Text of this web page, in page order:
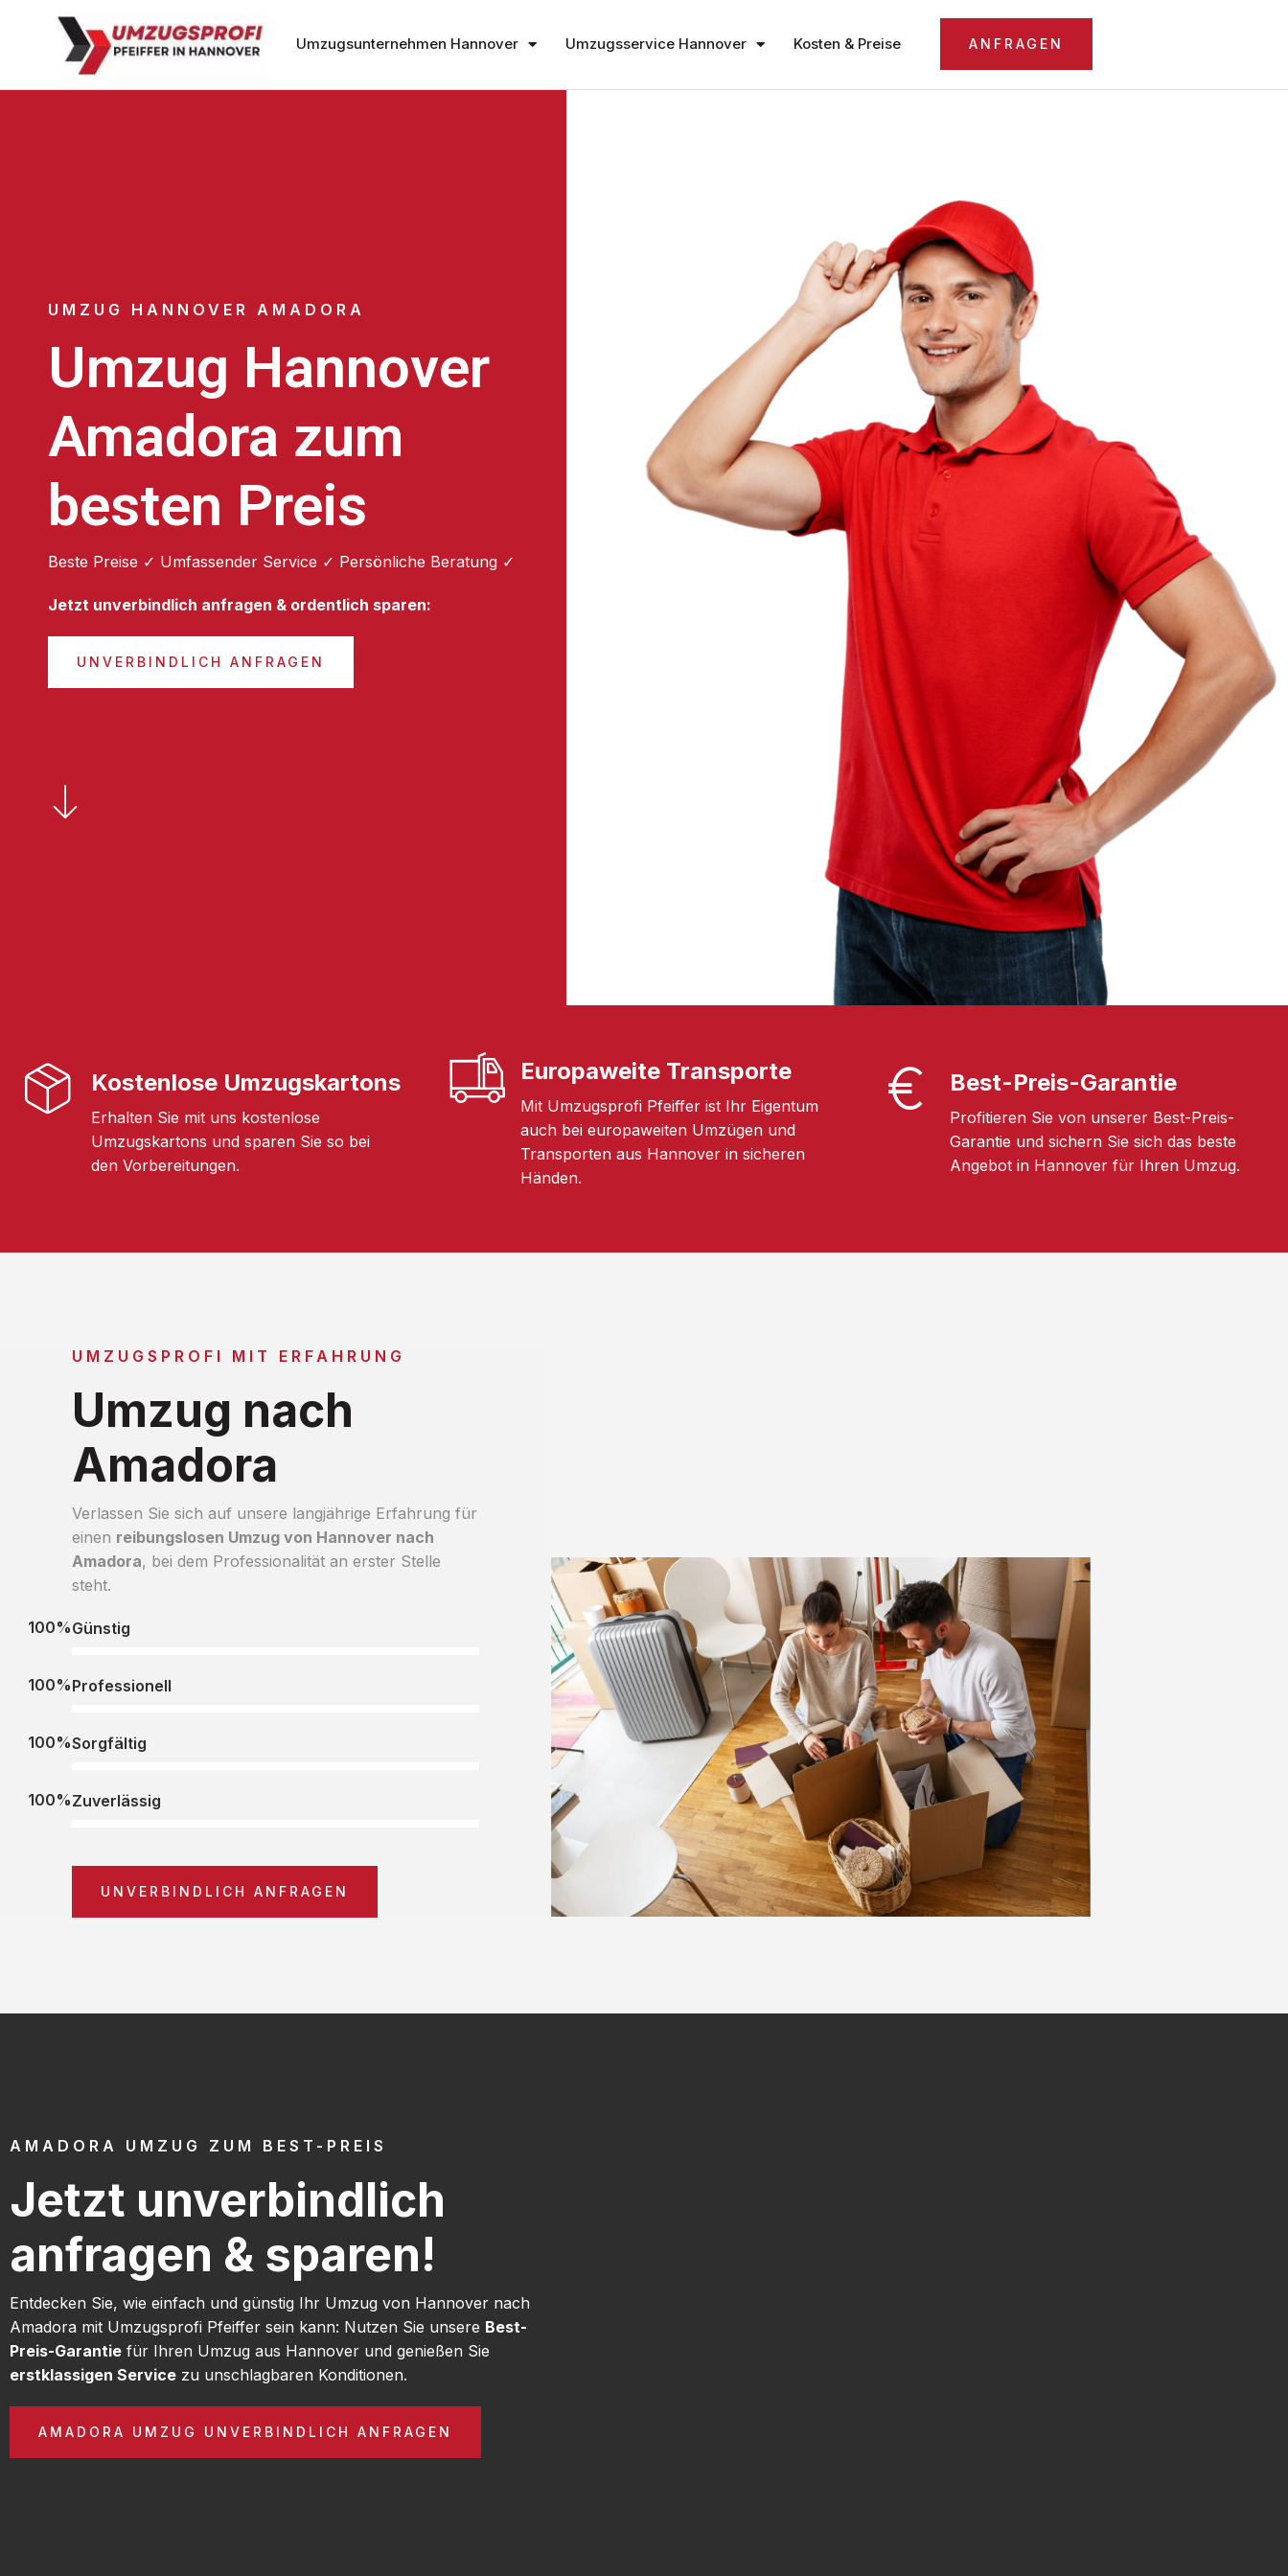
Umzugsunternehmen Hannover Umzugsservice Hannover Kosten & Preise ANFRAGEN
UMZUG HANNOVER AMADORA
Umzug Hannover
Amadora zum
besten Preis
Beste Preise ✓ Umfassender Service ✓ Persönliche Beratung ✓
Jetzt unverbindlich anfragen & ordentlich sparen:
UNVERBINDLICH ANFRAGEN
Kostenlose Umzugskartons
Erhalten Sie mit uns kostenlose
Umzugskartons und sparen Sie so bei
den Vorbereitungen.
Europaweite Transporte
Mit Umzugsprofi Pfeiffer ist Ihr Eigentum
auch bei europaweiten Umzügen und
Transporten aus Hannover in sicheren
Händen.
Best-Preis-Garantie
Profitieren Sie von unserer Best-Preis-
Garantie und sichern Sie sich das beste
Angebot in Hannover für Ihren Umzug.
UMZUGSPROFI MIT ERFAHRUNG
Umzug nach
Amadora
Verlassen Sie sich auf unsere langjährige Erfahrung für
einen reibungslosen Umzug von Hannover nach
Amadora, bei dem Professionalität an erster Stelle
steht.
Günstig
100%
Professionell
100%
Sorgfältig
100%
Zuverlässig
100%
UNVERBINDLICH ANFRAGEN
AMADORA UMZUG ZUM BEST-PREIS
Jetzt unverbindlich
anfragen & sparen!
Entdecken Sie, wie einfach und günstig Ihr Umzug von Hannover nach
Amadora mit Umzugsprofi Pfeiffer sein kann: Nutzen Sie unsere Best-
Preis-Garantie für Ihren Umzug aus Hannover und genießen Sie
erstklassigen Service zu unschlagbaren Konditionen.
AMADORA UMZUG UNVERBINDLICH ANFRAGEN